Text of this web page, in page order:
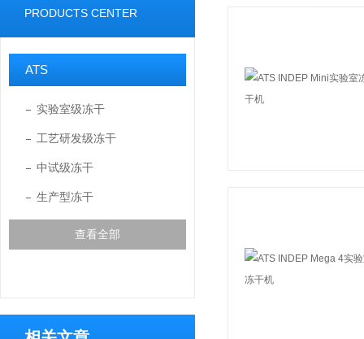
PRODUCTS CENTER
ATS
实验室级冻干
工艺研发级冻干
中试级冻干
生产型冻干
查看全部